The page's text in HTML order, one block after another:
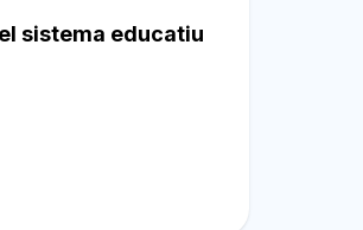
sistema educatiu